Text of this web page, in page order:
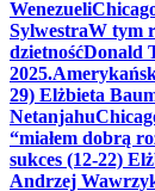
Wenezueli
SylwestraW tym
dzietnośćDonald
2025.
29) Elżbieta
Netanjahu
“miałem dobrą
sukces (12-22)
Andrzej